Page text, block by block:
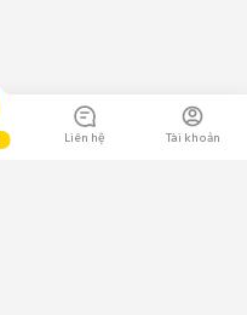
Liên hệ Tài khoản